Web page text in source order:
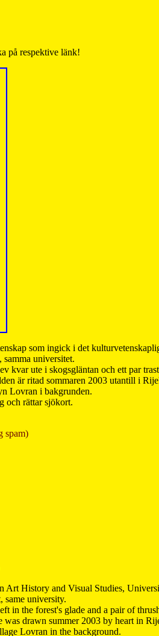
på respektive länk!
som ingick i det
universitet.
kvar ute i skogsgläntan och ett par
är ritad sommaren 2003 utantill i
Lovran i bakgrunden.
och rättar sjökort.
spam)
Art History and Visual Studies,
same university.
in the forest's glade and a pair of
drawn summer 2003 by heart in
Lovran in the background.